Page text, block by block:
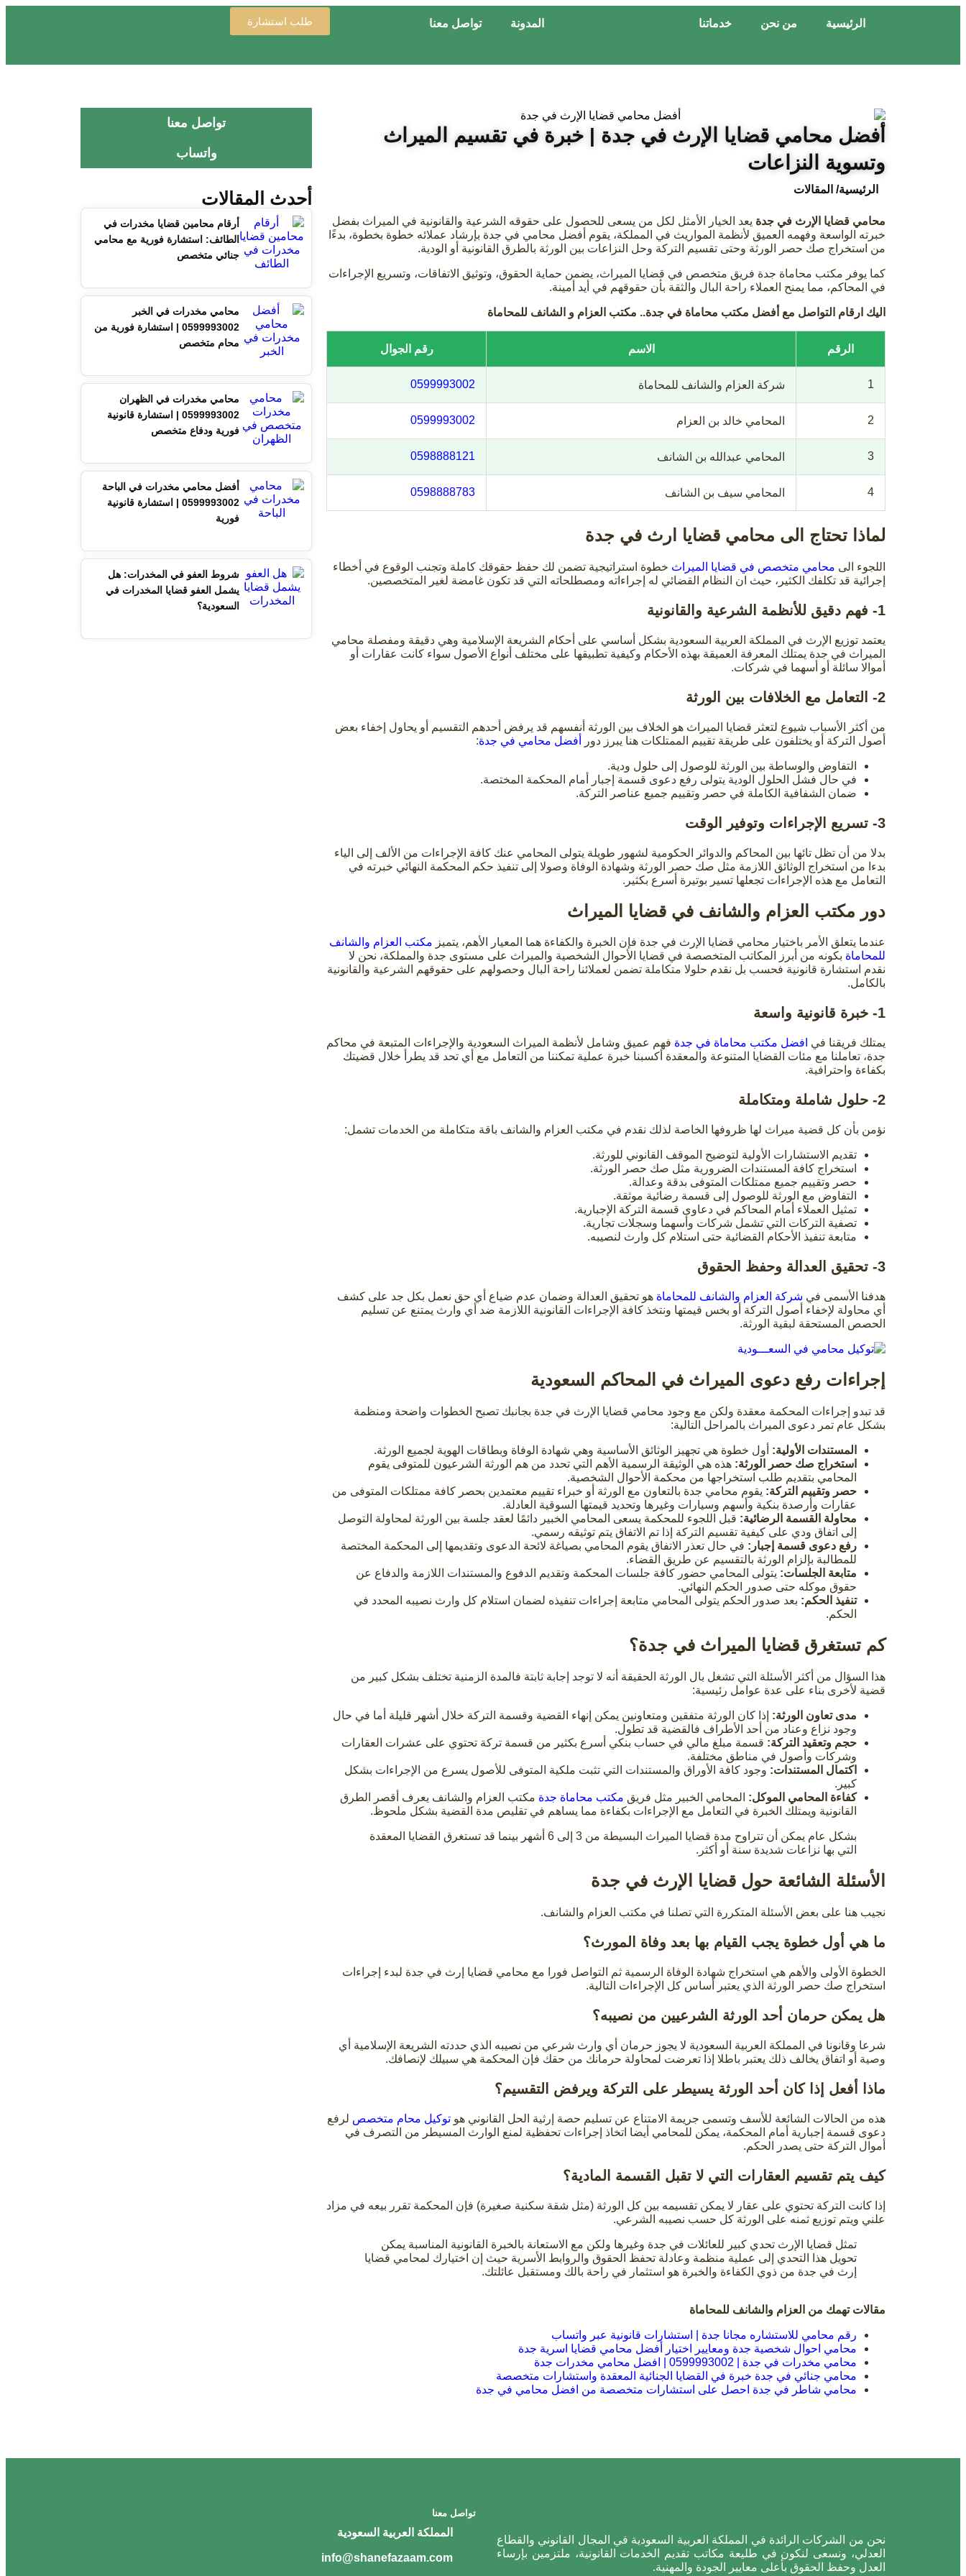
الرئيسية من نحن خدماتنا المدونة تواصل معنا طلب استشارة
تواصل معنا
واتساب
أحدث المقالات
أرقام محامين قضايا مخدرات في
الطائف: استشارة فورية مع محامي
جنائي متخصص
محامي مخدرات في الخبر
0599993002 | استشارة فورية من
محام متخصص
محامي مخدرات في الظهران
0599993002 | استشارة قانونية
فورية ودفاع متخصص
أفضل محامي مخدرات في الباحة
0599993002 | استشارة قانونية
فورية
شروط العفو في المخدرات: هل
يشمل العفو قضايا المخدرات في
السعودية؟
أفضل محامي قضايا الإرث في جدة | خبرة في تقسيم الميراث
وتسوية النزاعات
الرئيسية/ المقالات
محامي قضايا الإرث في جدة يعد الخيار الأمثل لكل من يسعى للحصول على حقوقه الشرعية والقانونية في الميراث بفضل
خبرته الواسعة وفهمه العميق لأنظمة المواريث في المملكة، يقوم أفضل محامي في جدة بإرشاد عملائه خطوة بخطوة، بدءًا
من استخراج صك حصر الورثة وحتى تقسيم التركة وحل النزاعات بين الورثة بالطرق القانونية أو الودية.
كما يوفر مكتب محاماة جدة فريق متخصص في قضايا الميراث، يضمن حماية الحقوق، وتوثيق الاتفاقات، وتسريع الإجراءات
في المحاكم، مما يمنح العملاء راحة البال والثقة بأن حقوقهم في أيد أمينة.
اليك ارقام التواصل مع أفضل مكتب محاماة في جدة.. مكتب العزام و الشانف للمحاماة
الرقم الاسم رقم الجوال
1 شركة العزام والشانف للمحاماة 0599993002
2 المحامي خالد بن العزام 0599993002
3 المحامي عبدالله بن الشانف 0598888121
4 المحامي سيف بن الشانف 0598888783
لماذا تحتاج الى محامي قضايا ارث في جدة
اللجوء الى محامي متخصص في قضايا الميراث خطوة استراتيجية تضمن لك حفظ حقوقك كاملة وتجنب الوقوع في أخطاء
إجرائية قد تكلفك الكثير، حيث ان النظام القضائي له إجراءاته ومصطلحاته التي قد تكون غامضة لغير المتخصصين.
1- فهم دقيق للأنظمة الشرعية والقانونية
يعتمد توزيع الإرث في المملكة العربية السعودية بشكل أساسي على أحكام الشريعة الإسلامية وهي دقيقة ومفصلة محامي
الميراث في جدة يمتلك المعرفة العميقة بهذه الأحكام وكيفية تطبيقها على مختلف أنواع الأصول سواء كانت عقارات أو
أموالا سائلة أو أسهما في شركات.
2- التعامل مع الخلافات بين الورثة
من أكثر الأسباب شيوع لتعثر قضايا الميراث هو الخلاف بين الورثة أنفسهم قد يرفض أحدهم التقسيم أو يحاول إخفاء بعض
أصول التركة أو يختلفون على طريقة تقييم الممتلكات هنا يبرز دور
أفضل محامي في جدة:
التفاوض والوساطة بين الورثة للوصول إلى حلول ودية.
في حال فشل الحلول الودية يتولى رفع دعوى قسمة إجبار أمام المحكمة المختصة.
ضمان الشفافية الكاملة في حصر وتقييم جميع عناصر التركة.
3- تسريع الإجراءات وتوفير الوقت
بدلا من أن تظل تائها بين المحاكم والدوائر الحكومية لشهور طويلة يتولى المحامي عنك كافة الإجراءات من الألف إلى الياء
بدءا من استخراج الوثائق اللازمة مثل صك حصر الورثة وشهادة الوفاة وصولا إلى تنفيذ حكم المحكمة النهائي خبرته في
التعامل مع هذه الإجراءات تجعلها تسير بوتيرة أسرع بكثير.
دور مكتب العزام والشانف في قضايا الميراث
عندما يتعلق الأمر باختيار محامي قضايا الإرث في جدة فإن الخبرة والكفاءة هما المعيار الأهم، يتميز مكتب العزام والشانف
للمحاماة بكونه من أبرز المكاتب المتخصصة في قضايا الأحوال الشخصية والميراث على مستوى جدة والمملكة، نحن لا
نقدم استشارة قانونية فحسب بل نقدم حلولا متكاملة تضمن لعملائنا راحة البال وحصولهم على حقوقهم الشرعية والقانونية
بالكامل.
1- خبرة قانونية واسعة
يمتلك فريقنا في افضل مكتب محاماة في جدة فهم عميق وشامل لأنظمة الميراث السعودية والإجراءات المتبعة في محاكم
جدة، تعاملنا مع مئات القضايا المتنوعة والمعقدة أكسبنا خبرة عملية تمكننا من التعامل مع أي تحد قد يطرأ خلال قضيتك
بكفاءة واحترافية.
2- حلول شاملة ومتكاملة
نؤمن بأن كل قضية ميراث لها ظروفها الخاصة لذلك نقدم في مكتب العزام والشانف باقة متكاملة من الخدمات تشمل:
تقديم الاستشارات الأولية لتوضيح الموقف القانوني للورثة.
استخراج كافة المستندات الضرورية مثل صك حصر الورثة.
حصر وتقييم جميع ممتلكات المتوفى بدقة وعدالة.
التفاوض مع الورثة للوصول إلى قسمة رضائية موثقة.
تمثيل العملاء أمام المحاكم في دعاوى قسمة التركة الإجبارية.
تصفية التركات التي تشمل شركات وأسهما وسجلات تجارية.
متابعة تنفيذ الأحكام القضائية حتى استلام كل وارث لنصيبه.
3- تحقيق العدالة وحفظ الحقوق
هدفنا الأسمى في شركة العزام والشانف للمحاماة هو تحقيق العدالة وضمان عدم ضياع أي حق نعمل بكل جد على كشف
أي محاولة لإخفاء أصول التركة أو بخس قيمتها ونتخذ كافة الإجراءات القانونية اللازمة ضد أي وارث يمتنع عن تسليم
الحصص المستحقة لبقية الورثة.
إجراءات رفع دعوى الميراث في المحاكم السعودية
قد تبدو إجراءات المحكمة معقدة ولكن مع وجود محامي قضايا الإرث في جدة بجانبك تصبح الخطوات واضحة ومنظمة
بشكل عام تمر دعوى الميراث بالمراحل التالية:
المستندات الأولية: أول خطوة هي تجهيز الوثائق الأساسية وهي شهادة الوفاة وبطاقات الهوية لجميع الورثة.
استخراج صك حصر الورثة: هذه هي الوثيقة الرسمية الأهم التي تحدد من هم الورثة الشرعيون للمتوفى يقوم
المحامي بتقديم طلب استخراجها من محكمة الأحوال الشخصية.
حصر وتقييم التركة: يقوم محامي جدة بالتعاون مع الورثة أو خبراء تقييم معتمدين بحصر كافة ممتلكات المتوفى من
عقارات وأرصدة بنكية وأسهم وسيارات وغيرها وتحديد قيمتها السوقية العادلة.
محاولة القسمة الرضائية: قبل اللجوء للمحكمة يسعى المحامي الخبير دائمًا لعقد جلسة بين الورثة لمحاولة التوصل
إلى اتفاق ودي على كيفية تقسيم التركة إذا تم الاتفاق يتم توثيقه رسمي.
رفع دعوى قسمة إجبار: في حال تعذر الاتفاق يقوم المحامي بصياغة لائحة الدعوى وتقديمها إلى المحكمة المختصة
للمطالبة بإلزام الورثة بالتقسيم عن طريق القضاء.
متابعة الجلسات: يتولى المحامي حضور كافة جلسات المحكمة وتقديم الدفوع والمستندات اللازمة والدفاع عن
حقوق موكله حتى صدور الحكم النهائي.
تنفيذ الحكم: بعد صدور الحكم يتولى المحامي متابعة إجراءات تنفيذه لضمان استلام كل وارث نصيبه المحدد في
الحكم.
كم تستغرق قضايا الميراث في جدة؟
هذا السؤال من أكثر الأسئلة التي تشغل بال الورثة الحقيقة أنه لا توجد إجابة ثابتة فالمدة الزمنية تختلف بشكل كبير من
قضية لأخرى بناء على عدة عوامل رئيسية:
مدى تعاون الورثة: إذا كان الورثة متفقين ومتعاونين يمكن إنهاء القضية وقسمة التركة خلال أشهر قليلة أما في حال
وجود نزاع وعناد من أحد الأطراف فالقضية قد تطول.
حجم وتعقيد التركة: قسمة مبلغ مالي في حساب بنكي أسرع بكثير من قسمة تركة تحتوي على عشرات العقارات
وشركات وأصول في مناطق مختلفة.
اكتمال المستندات: وجود كافة الأوراق والمستندات التي تثبت ملكية المتوفى للأصول يسرع من الإجراءات بشكل
كبير.
كفاءة المحامي الموكل: المحامي الخبير مثل فريق مكتب محاماة جدة مكتب العزام والشانف يعرف أقصر الطرق
القانونية ويمتلك الخبرة في التعامل مع الإجراءات بكفاءة مما يساهم في تقليص مدة القضية بشكل ملحوظ.
بشكل عام يمكن أن تتراوح مدة قضايا الميراث البسيطة من 3 إلى 6 أشهر بينما قد تستغرق القضايا المعقدة
التي بها نزاعات شديدة سنة أو أكثر.
الأسئلة الشائعة حول قضايا الإرث في جدة
نجيب هنا على بعض الأسئلة المتكررة التي تصلنا في مكتب العزام والشانف.
ما هي أول خطوة يجب القيام بها بعد وفاة المورث؟
الخطوة الأولى والأهم هي استخراج شهادة الوفاة الرسمية ثم التواصل فورا مع محامي قضايا إرث في جدة لبدء إجراءات
استخراج صك حصر الورثة الذي يعتبر أساس كل الإجراءات التالية.
هل يمكن حرمان أحد الورثة الشرعيين من نصيبه؟
شرعا وقانونا في المملكة العربية السعودية لا يجوز حرمان أي وارث شرعي من نصيبه الذي حددته الشريعة الإسلامية أي
وصية أو اتفاق يخالف ذلك يعتبر باطلا إذا تعرضت لمحاولة حرمانك من حقك فإن المحكمة هي سبيلك لإنصافك.
ماذا أفعل إذا كان أحد الورثة يسيطر على التركة ويرفض التقسيم؟
هذه من الحالات الشائعة للأسف وتسمى جريمة الامتناع عن تسليم حصة إرثية الحل القانوني هو توكيل محام متخصص لرفع
دعوى قسمة إجبارية أمام المحكمة، يمكن للمحامي أيضا اتخاذ إجراءات تحفظية لمنع الوارث المسيطر من التصرف في
أموال التركة حتى يصدر الحكم.
كيف يتم تقسيم العقارات التي لا تقبل القسمة المادية؟
إذا كانت التركة تحتوي على عقار لا يمكن تقسيمه بين كل الورثة (مثل شقة سكنية صغيرة) فإن المحكمة تقرر بيعه في مزاد
علني ويتم توزيع ثمنه على الورثة كل حسب نصيبه الشرعي.
تمثل قضايا الإرث تحدي كبير للعائلات في جدة وغيرها ولكن مع الاستعانة بالخبرة القانونية المناسبة يمكن
تحويل هذا التحدي إلى عملية منظمة وعادلة تحفظ الحقوق والروابط الأسرية حيث إن اختيارك لمحامي قضايا
إرث في جدة من ذوي الكفاءة والخبرة هو استثمار في راحة بالك ومستقبل عائلتك.
مقالات تهمك من العزام والشانف للمحاماة
رقم محامي للاستشاره مجانا جدة | استشارات قانونية عبر واتساب
محامي احوال شخصية جدة ومعايير اختيار أفضل محامي قضايا اسرية جدة
محامي مخدرات في جدة | 0599993002 | افضل محامي مخدرات جدة
محامي جنائي في جدة خبرة في القضايا الجنائية المعقدة واستشارات متخصصة
محامي شاطر في جدة احصل على استشارات متخصصة من افضل محامي في جدة
نحن من الشركات الرائدة في المملكة العربية السعودية في المجال القانوني والقطاع
العدلي، ونسعى لنكون في طليعة مكاتب تقديم الخدمات القانونية، ملتزمين بإرساء
العدل وحفظ الحقوق بأعلى معايير الجودة والمهنية.
تواصل معنا
المملكة العربية السعودية
info@shanefazaam.com